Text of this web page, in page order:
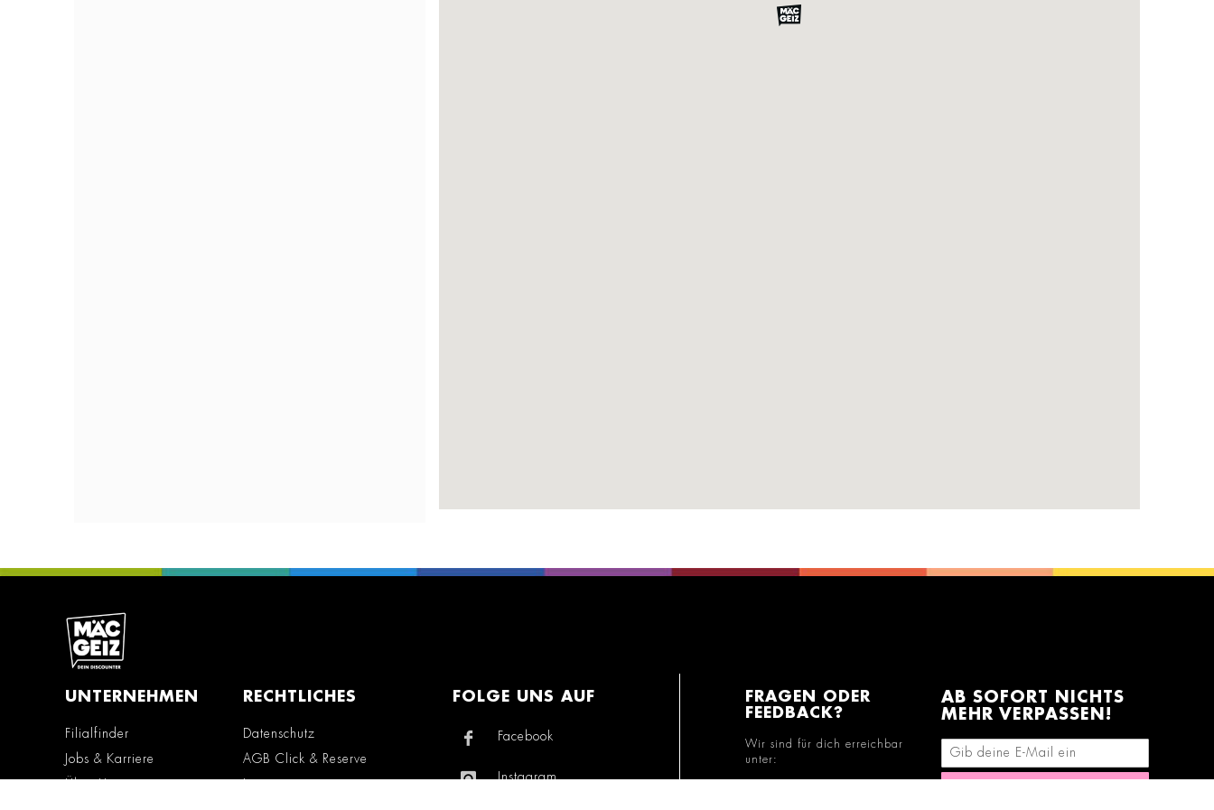
UNTERNEHMEN
Filialfinder
Jobs & Karriere
Über Uns
RECHTLICHES
Datenschutz
AGB Click & Reserve
Impressum
FOLGE UNS AUF
Facebook
Instagram
FRAGEN ODER
FEEDBACK?
Wir sind für dich erreichbar
unter:
AB SOFORT NICHTS
MEHR VERPASSEN!
E-Mail-Adresse eingeben